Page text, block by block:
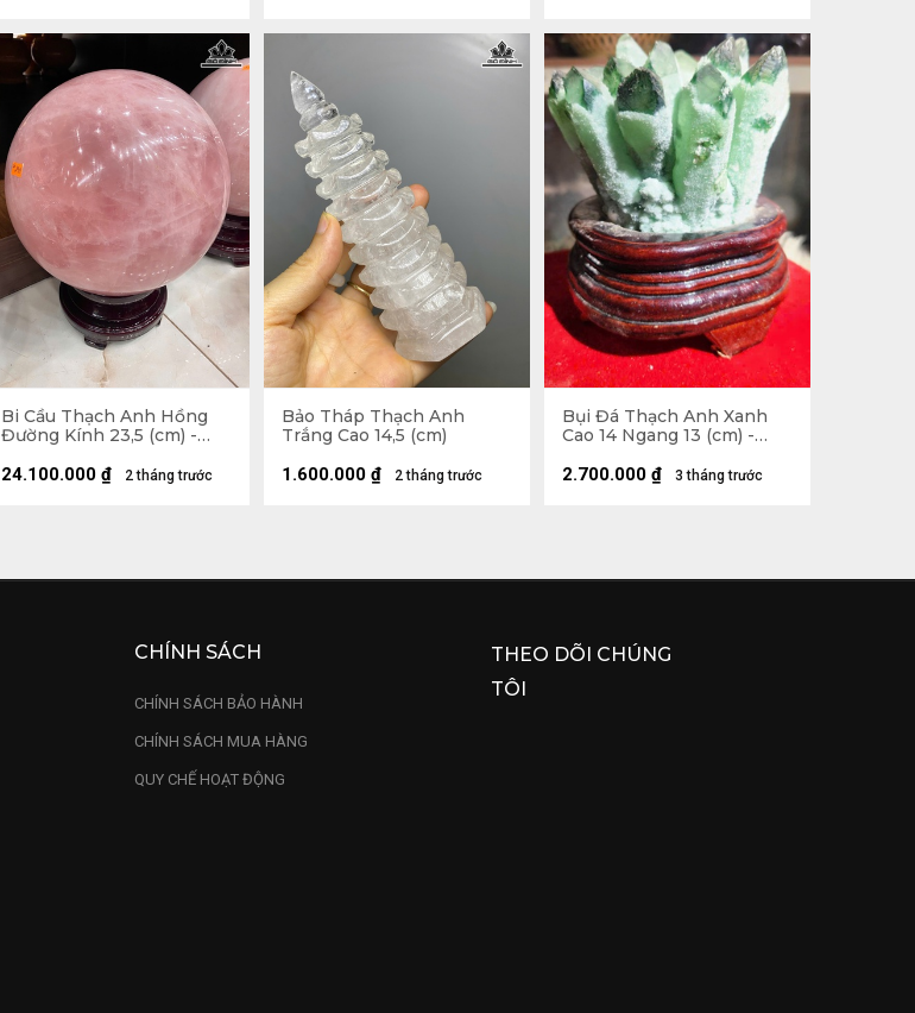
Bi Cầu Thạch Anh Hồng
Đường Kính 23,5 (cm) -
2 tháng trước
24.100.000 ₫
Bảo Tháp Thạch Anh
Trắng Cao 14,5 (cm)
2 tháng trước
1.600.000 ₫
Bụi Đá Thạch Anh Xanh
Cao 14 Ngang 13 (cm) -
3 tháng trước
2.700.000 ₫
CHÍNH SÁCH
CHÍNH SÁCH BẢO HÀNH
CHÍNH SÁCH MUA HÀNG
QUY CHẾ HOẠT ĐỘNG
THEO DÕI CHÚNG
TÔI